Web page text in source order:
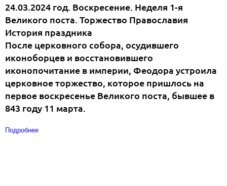
24.03.2024 год. Воскресение. Неделя 1-я
Великого поста. Торжество Православия
История праздника
После церковного собора, осудившего
иконоборцев и восстановившего
иконопочитание в империи, Феодора устроила
церковное торжество, которое пришлось на
первое воскресенье Великого поста, бывшее в
843 году 11 марта.
Подробнее